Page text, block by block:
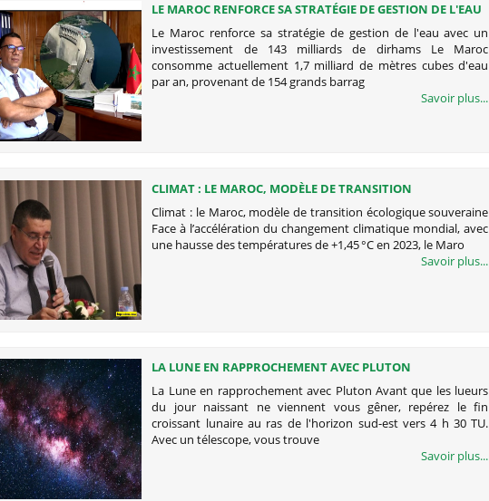
LE MAROC RENFORCE SA STRATÉGIE DE GESTION DE L'EAU
AVEC UN INVESTISSEMENT DE 143 MILLIARDS DE DIRHAMS
Le Maroc renforce sa stratégie de gestion de l'eau avec un
investissement de 143 milliards de dirhams Le Maroc
consomme actuellement 1,7 milliard de mètres cubes d'eau
par an, provenant de 154 grands barrag
Savoir plus...
CLIMAT : LE MAROC, MODÈLE DE TRANSITION
ÉCOLOGIQUE SOUVERAINE
Climat : le Maroc, modèle de transition écologique souveraine
Face à l’accélération du changement climatique mondial, avec
une hausse des températures de +1,45 °C en 2023, le Maro
Savoir plus...
LA LUNE EN RAPPROCHEMENT AVEC PLUTON
La Lune en rapprochement avec Pluton Avant que les lueurs
du jour naissant ne viennent vous gêner, repérez le fin
croissant lunaire au ras de l'horizon sud-est vers 4 h 30 TU.
Avec un télescope, vous trouve
Savoir plus...